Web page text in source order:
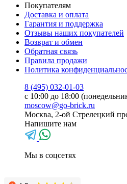
Покупателям
Доставка и оплата
Гарантия и поддержка
Отзывы наших покупателей
Возврат и обмен
Обратная связь
Правила продажи
Политика
8 (495) 032-01-03
с 10:00 до 18:00
moscow@go-brick.ru
Москва, 2-ой Стрелецкий
Напишите нам
Мы в соцсетях